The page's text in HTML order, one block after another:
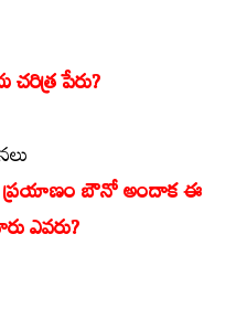
పేరు?
ప్రయాణం బౌనో అందాక ఈ
ఎవరు?